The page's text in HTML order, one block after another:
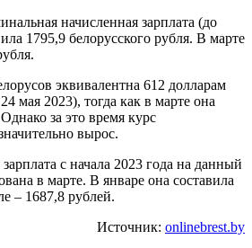
начисленная зарплата (до
1795,9 белорусского рубля. В марте
эквивалентна 612 долларам
мая 2023), тогда как в марте она
за это время курс
вырос.
с начала 2023 года на данный
в марте. В январе она составила
– 1687,8 рублей.
Источник: onlinebrest.by